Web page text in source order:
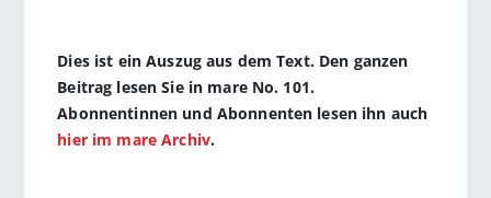
Dies ist ein Auszug aus dem Text. Den ganzen
Beitrag lesen Sie in mare No. 101.
Abonnentinnen und Abonnenten lesen ihn auch
hier im mare Archiv.